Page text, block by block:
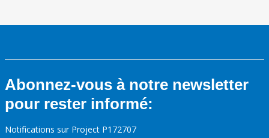
Abonnez-vous à notre newsletter
pour rester informé:
Notifications sur Project P172707